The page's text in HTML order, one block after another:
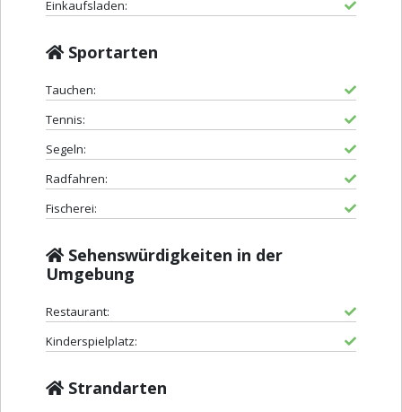
Einkaufsladen:
Sportarten
Tauchen:
Tennis:
Segeln:
Radfahren:
Fischerei:
Sehenswürdigkeiten in der
Umgebung
Restaurant:
Kinderspielplatz:
Strandarten